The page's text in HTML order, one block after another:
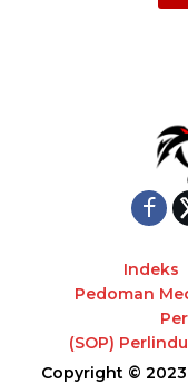
Indeks
Pedoman
(SOP)
Copyright ©